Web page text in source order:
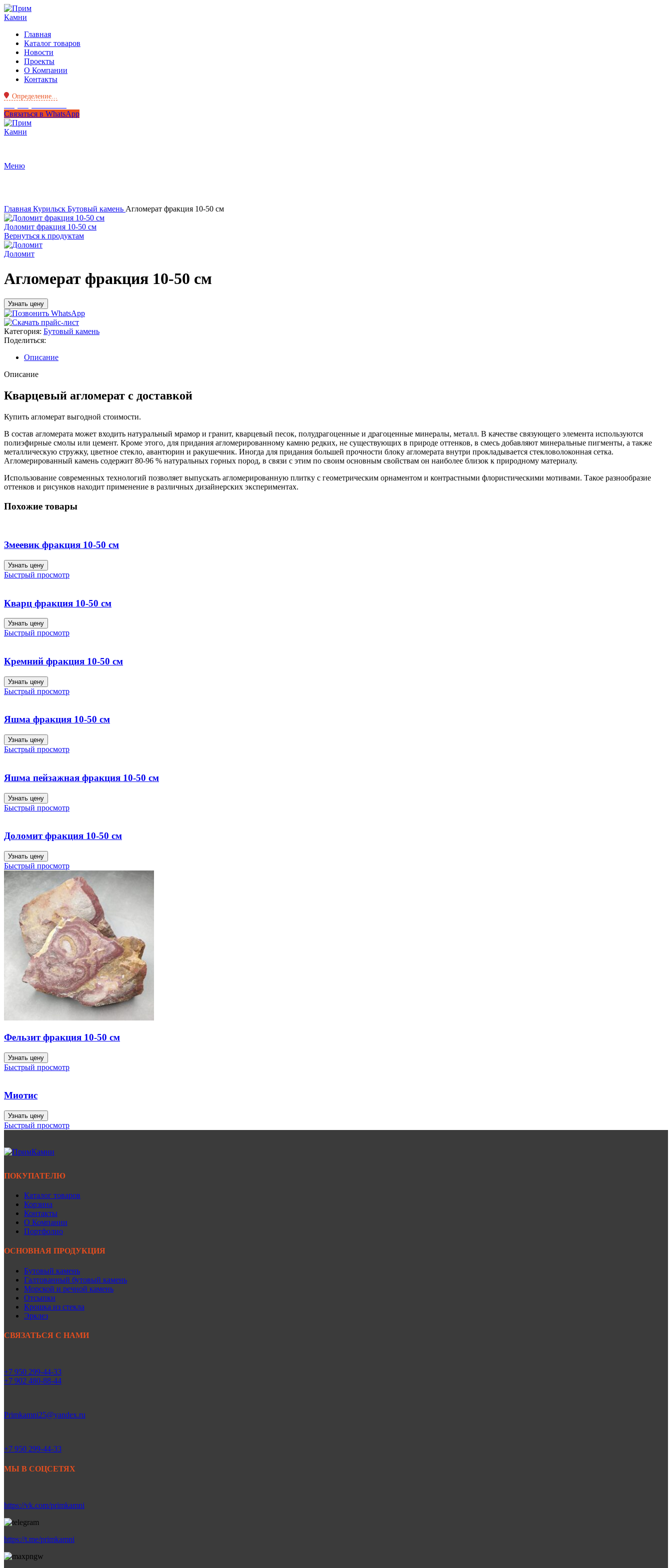
Главная
Каталог товаров
Новости
Проекты
О Компании
Контакты
Определение...
Связаться в WhatsApp
Меню
Главная Курильск Бутовый камень Агломерат фракция 10-50 см
Доломит фракция 10-50 см
Вернуться к продуктам
Доломит
Агломерат фракция 10-50 см
Узнать цену
Категория: Бутовый камень
Поделиться:
Описание
Описание
Кварцевый агломерат с доставкой
Купить агломерат выгодной стоимости.
В состав агломерата может входить натуральный мрамор и гранит, кварцевый песок, полудрагоценные и драгоценные минералы, металл. В качестве связующего элемента используются
полиэфирные смолы или цемент. Кроме этого, для придания агломерированному камню редких, не существующих в природе оттенков, в смесь добавляют минеральные пигменты, а также
металлическую стружку, цветное стекло, авантюрин и ракушечник. Иногда для придания большей прочности блоку агломерата внутри прокладывается стекловолоконная сетка.
Агломерированный камень содержит 80-96 % натуральных горных пород, в связи с этим по своим основным свойствам он наиболее близок к природному материалу.
Использование современных технологий позволяет выпускать агломерированную плитку с геометрическим орнаментом и контрастными флористическими мотивами. Такое разнообразие
оттенков и рисунков находит применение в различных дизайнерских экспериментах.
Похожие товары
Змеевик фракция 10-50 см
Узнать цену
Быстрый просмотр
Кварц фракция 10-50 см
Узнать цену
Быстрый просмотр
Кремний фракция 10-50 см
Узнать цену
Быстрый просмотр
Яшма фракция 10-50 см
Узнать цену
Быстрый просмотр
Яшма пейзажная фракция 10-50 см
Узнать цену
Быстрый просмотр
Доломит фракция 10-50 см
Узнать цену
Быстрый просмотр
Фельзит фракция 10-50 см
Узнать цену
Быстрый просмотр
Миотис
Узнать цену
Быстрый просмотр
ПОКУПАТЕЛЮ
Каталог товаров
Корзина
Контакты
О Компании
Портфолио
ОСНОВНАЯ ПРОДУКЦИЯ
Бутовый камень
Галтованный бутовый камень
Морской и речной камень
Отсыпки
Крошка из стекла
Эрклез
СВЯЗАТЬСЯ С НАМИ
+7 950 299-44-33
+7 902 480-88-44
Primkamni25@yandex.ru
+7 950 299-44-33
МЫ В СОЦСЕТЯХ
https://vk.com/primkamni
https://t.me/primkamni